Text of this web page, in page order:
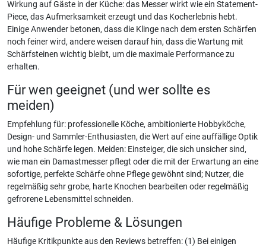
Wirkung auf Gäste in der Küche: das Messer wirkt wie ein Statement-
Piece, das Aufmerksamkeit erzeugt und das Kocherlebnis hebt.
Einige Anwender betonen, dass die Klinge nach dem ersten Schärfen
noch feiner wird, andere weisen darauf hin, dass die Wartung mit
Schärfsteinen wichtig bleibt, um die maximale Performance zu
erhalten.
Für wen geeignet (und wer sollte es
meiden)
Empfehlung für: professionelle Köche, ambitionierte Hobbyköche,
Design- und Sammler-Enthusiasten, die Wert auf eine auffällige Optik
und hohe Schärfe legen. Meiden: Einsteiger, die sich unsicher sind,
wie man ein Damastmesser pflegt oder die mit der Erwartung an eine
sofortige, perfekte Schärfe ohne Pflege gewöhnt sind; Nutzer, die
regelmäßig sehr grobe, harte Knochen bearbeiten oder regelmäßig
gefrorene Lebensmittel schneiden.
Häufige Probleme & Lösungen
Häufige Kritikpunkte aus den Reviews betreffen: (1) Bei einigen